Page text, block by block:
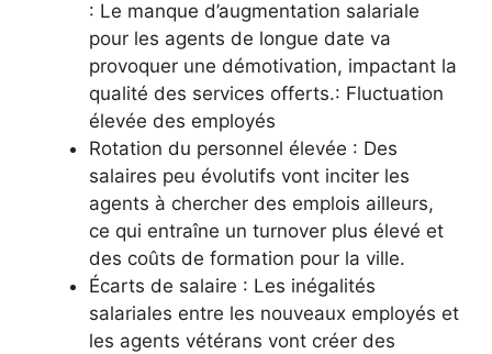
: Le manque d’augmentation salariale
pour les agents de longue date va
provoquer une démotivation, impactant la
qualité des services offerts.: Fluctuation
élevée des employés
Rotation du personnel élevée : Des
salaires peu évolutifs vont inciter les
agents à chercher des emplois ailleurs,
ce qui entraîne un turnover plus élevé et
des coûts de formation pour la ville.
Écarts de salaire : Les inégalités
salariales entre les nouveaux employés et
les agents vétérans vont créer des